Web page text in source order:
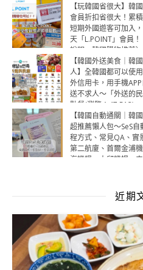
【玩韓國省很大】韓
會員折扣省很大！累
短期外國遊客可加入
天「L.POINT」會員
說明，韓國購物推薦
【韓國外送美食｜韓
人】全韓國都可以使
外信用卡，用手機
送不求人～「外送的
點餐(瀏覽：47,512)
【韓國自動通關｜韓
超推薦懶人包～SeS
程方式、常見QA、實
第二航廈、首爾金浦
海機場、大邱機場，
近期